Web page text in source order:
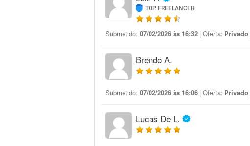
TOP FREELANCER
Submetido: 07/02/2026 às 16:32 | Oferta: Privado
Brendo A.
Submetido: 07/02/2026 às 16:06 | Oferta: Privado
Lucas De L.